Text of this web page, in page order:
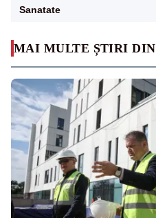
MAI MULTE ȘTIRI DIN
Sanatate